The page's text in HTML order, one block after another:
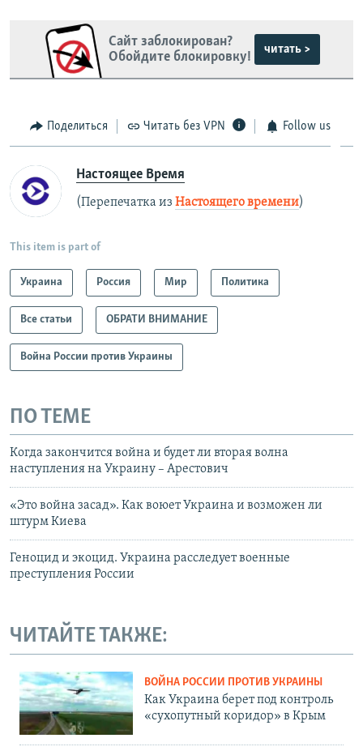
Сайт заблокирован?
Обойдите блокировку!
читать >
Поделиться Читать без VPN Follow us
Настоящее Время
(Перепечатка из Настоящего времени)
This item is part of
Украина Россия Мир Политика
Все статьи ОБРАТИ ВНИМАНИЕ
Война России против Украины
ПО ТЕМЕ
Когда закончится война и будет ли вторая волна
наступления на Украину – Арестович
«Это война засад». Как воюет Украина и возможен ли
штурм Киева
Геноцид и экоцид. Украина расследует военные
преступления России
ЧИТАЙТЕ ТАКЖЕ:
ВОЙНА РОССИИ ПРОТИВ УКРАИНЫ
Как Украина берет под контроль
«сухопутный коридор» в Крым